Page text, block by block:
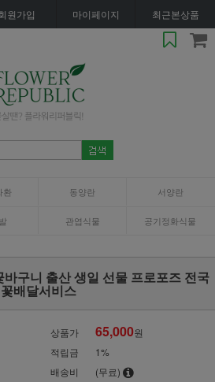
원가입 마이페이지 최근본상품
환 동양란 서양란
관엽식물 공기정화식물
구니 출산 생일 선물 프로포즈 전국
꽃배달서비스
상품가 65,000원
적립금
1%
배송비
(무료)